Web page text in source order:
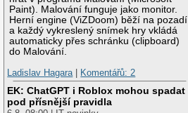
Paint). Malování funguje jako monitor.
Herní engine (ViZDoom) běží na pozadí
a každý vykreslený snímek hry vkládá
automaticky přes schránku (clipboard)
do Malování.
Ladislav Hagara
Komentářů: 2
EK: ChatGPT i Roblox mohou spadat
pod přísnější pravidla